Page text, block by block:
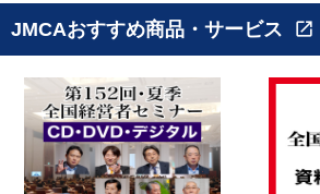
JMCAおすすめ商品・サービス open_in_new